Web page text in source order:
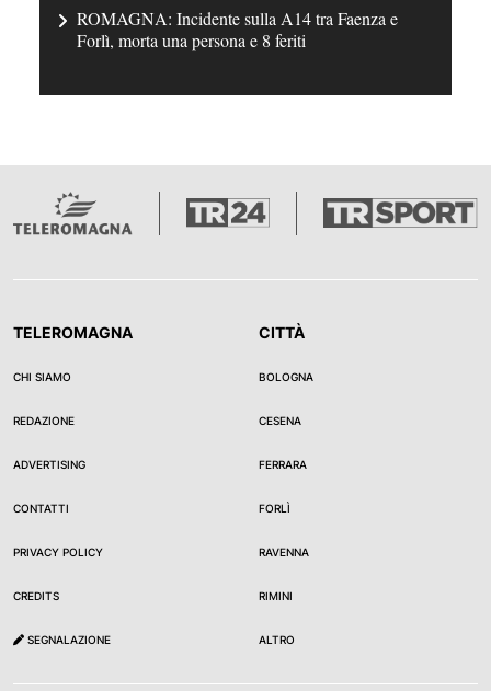
ROMAGNA: Incidente sulla A14 tra Faenza e
Forlì, morta una persona e 8 feriti
TELEROMAGNA
CHI SIAMO
REDAZIONE
ADVERTISING
CONTATTI
PRIVACY POLICY
CREDITS
SEGNALAZIONE
CITTÀ
BOLOGNA
CESENA
FERRARA
FORLÌ
RAVENNA
RIMINI
ALTRO